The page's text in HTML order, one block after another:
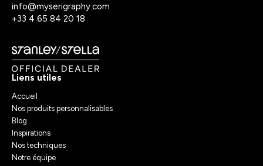
info@myserigraphy.com
+33 4 65 84 20 18
Liens utiles
Accueil
Nos produits personnalisables
Blog
Inspirations
Nos techniques
Notre équipe